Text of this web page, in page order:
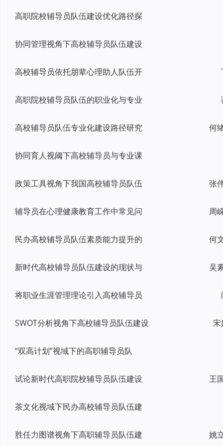
高职院校辅导员队伍建设优化路径探
协同管理视角下高校辅导员队伍建设
高校辅导员依托朋辈心理助人队伍开
高职院校辅导员队伍的职业化与专业
高校辅导员队伍专业化建设路径研究
协同育人视阈下高校辅导员与专业课
政策工具视角下我国高校辅导员队伍
辅导员在心理健康教育工作中常见问
民办高校辅导员队伍素质能力提升的
新时代高校辅导员队伍建设的现状与
将职业生涯管理理论引入高校辅导员
SWOT分析视角下高校辅导员队伍建设 宋
“双高计划”视域下的高职辅导员队
试论新时代高职院校辅导员队伍建设
茶文化视域下民办高校辅导员队伍建
胜任力图谱视角下高职辅导员队伍建